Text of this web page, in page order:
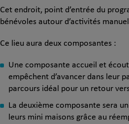
Cet endroit, point d’entrée du
bénévoles autour d’activités
Ce lieu aura deux composantes :
Une composante accueil et
empêchent d’avancer dans leur
parcours idéal pour un retour
La deuxième composante sera
leurs mini maisons grâce au